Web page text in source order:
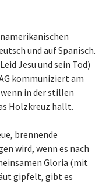
und auf Spanisch.
Jesu und sein Tod)
kommuniziert am
in der stillen
Holzkreuz hallt.
brennende
wird, wenn es nach
Gloria (mit
gipfelt, gibt es